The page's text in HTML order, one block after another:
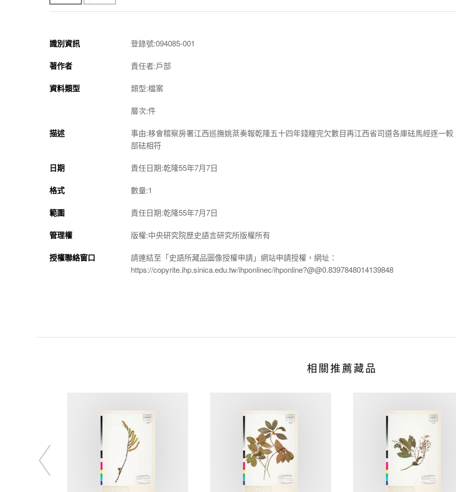
識別資訊 登錄號:094085-001
著作者 責任者:戶部
資料類型 類型:檔案
層次:件
描述
事由:移會稽察房署江西巡撫姚棻奏報乾隆五十四年錢糧完欠數目再江西省司道各庫砝馬經逐一較
部砝相符
日期 責任日期:乾隆55年7月7日
格式 數量:1
範圍 責任日期:乾隆55年7月7日
管理權 版權:中央研究院歷史語言研究所版權所有
授權聯絡窗口
請連結至「史語所藏品圖像授權申請」網站申請授權，網址：
https://copyrite.ihp.sinica.edu.tw/ihponlinec/ihponline?@@0.8397848014139848
相關推薦藏品